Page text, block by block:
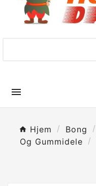

Hjem Bong
Og Gummidele